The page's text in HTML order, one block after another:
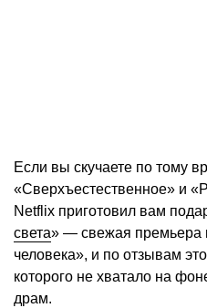
Если вы скучаете по тому
«Сверхъестественное» и
Netflix приготовил вам
света» — свежая премьера
человека», и по отзывам
которого не хватало на
драм.